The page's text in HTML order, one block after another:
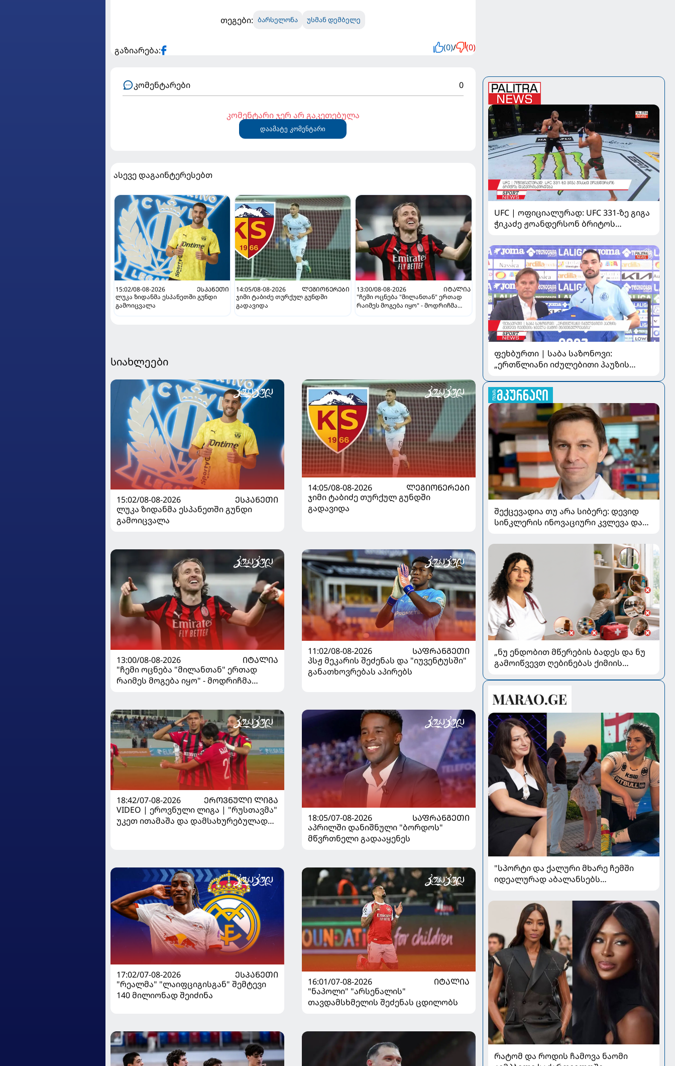
თეგები: ბარსელონა უსმან დემბელე
გაზიარება: (0)/ (0)
კომენტარები 0
კომენტარი ჯერ არ გაკეთებულა
დაამატე კომენტარი
ასევე დაგაინტერესებთ
15:02/08-08-2026
ᲔᲡᲞᲐᲜᲔᲗᲘ
ლუკა ზიდანმა ესპანეთში გუნდი
გამოიცვალა
14:05/08-08-2026
ᲚᲔᲒᲘᲝᲜᲔᲠᲔᲑᲘ
ჯიმი ტაბიძე თურქულ გუნდში
გადავიდა
13:00/08-08-2026
ᲘᲢᲐᲚᲘᲐ
"ჩემი ოცნება "მილანთან" ერთად
რაიმეს მოგება იყო" - მოდრიჩმა
სიახლეები
15:02/08-08-2026
ᲔᲡᲞᲐᲜᲔᲗᲘ
ლუკა ზიდანმა ესპანეთში გუნდი
გამოიცვალა
14:05/08-08-2026
ᲚᲔᲒᲘᲝᲜᲔᲠᲔᲑᲘ
ჯიმი ტაბიძე თურქულ გუნდში
გადავიდა
13:00/08-08-2026
ᲘᲢᲐᲚᲘᲐ
"ჩემი ოცნება "მილანთან" ერთად
რაიმეს მოგება იყო" - მოდრიჩმა
11:02/08-08-2026
ᲡᲐᲤᲠᲐᲜᲒᲔᲗᲘ
პსჟ მეკარის შეძენას და "იუვენტუსში"
განათხოვრებას აპირებს
18:42/07-08-2026
ᲔᲠᲝᲕᲜᲣᲚᲘ ᲚᲘᲒᲐ
VIDEO | ეროვნული ლიგა | "რუსთავმა"
უკეთ ითამაშა და დამსახურებულად
18:05/07-08-2026
ᲡᲐᲤᲠᲐᲜᲒᲔᲗᲘ
აპრილში დანიშნული "ბორდოს"
მწვრთნელი გადააყენეს
17:02/07-08-2026
ᲔᲡᲞᲐᲜᲔᲗᲘ
"რეალმა" "ლაიფციგისგან" შემტევი
140 მილიონად შეიძინა
16:01/07-08-2026
ᲘᲢᲐᲚᲘᲐ
"ნაპოლი" "არსენალის"
თავდამსხმელის შეძენას ცდილობს
UFC | ოფიციალურად: UFC 331-ზე გიგა
ჭიკაძე ჟოანდერსონ ბრიტოს
ფეხბურთი | საბა საზონოვი:
„ერთწლიანი იძულებითი პაუზის
მნიშვნელოვანია“
შექცევადია თუ არა სიბერე: დევიდ
სინკლერის ინოვაციური კვლევა და
„ნუ ენდობით მწერების ბადეს და ნუ
გამოიწვევთ ღებინებას ქიმიის
პედიატრ სალომე ახვლედიანის
რჩევები
"სპორტი და ქალური მხარე ჩემში
იდეალურად აბალანსებს
მეუღლეზე, მომავლის გეგმებსა და
სიყვარულზე
რატომ და როდის ჩამოვა ნაომი